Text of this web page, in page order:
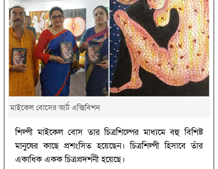
মাইকেল বোসের আর্ট এক্সিবিশন
শিল্পী মাইকেল বোস তার চিত্রশিল্পের মাধ্যমে বহু বিশিষ্ট
মানুষের কাছে প্রশংসিত হয়েছেন। চিত্রশিল্পী হিসাবে তাঁর
একাধিক একক চিত্রপ্রদর্শনী হয়েছে।